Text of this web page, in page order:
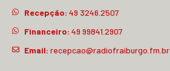
Recepção: 49 3246.2507
Financeiro: 49 99841.2907
Email: recepcao@radiofraiburgo.fm.br